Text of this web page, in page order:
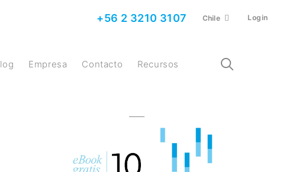
+56 2 3210 3107 Chile Login
Blog Empresa Contacto Recursos